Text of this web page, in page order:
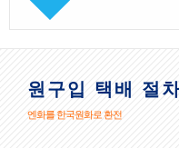
원구입 택배 절
엔화를 한국원화로 환전